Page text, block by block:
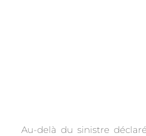
Au-delà du sinistre